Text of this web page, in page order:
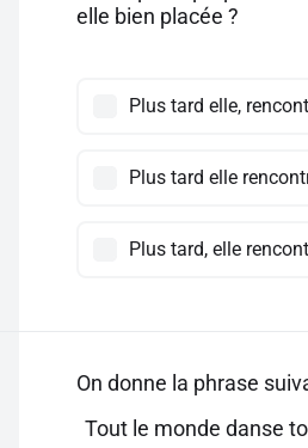
elle bien placée ?
Plus tard elle,
Plus tard elle
Plus tard, elle
On donne la phrase
Tout le monde danse